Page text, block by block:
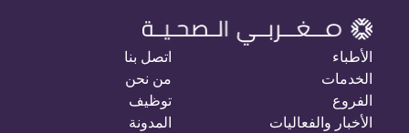
الأطباء
الخدمات
الفروع
الأخبار والفعاليات
اتصل بنا
من نحن
توظيف
المدونة